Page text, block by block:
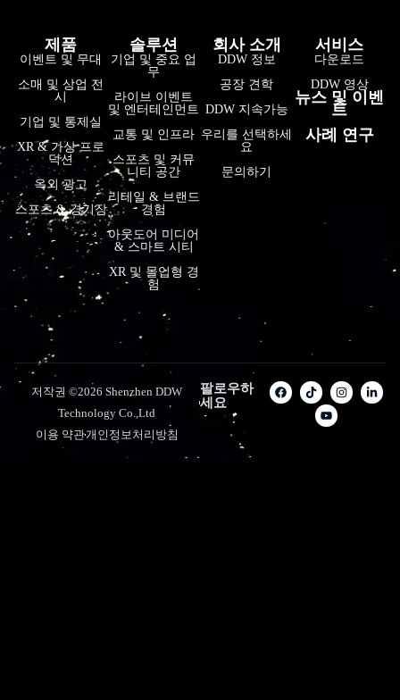
제품
이벤트 및 무대
소매 및 상업 전
시
기업 및 통제실
XR & 가상 프로
덕션
옥외 광고
스포츠 & 경기장
솔루션
기업 및 중요 업
무
라이브 이벤트
및 엔터테인먼트
교통 및 인프라
스포츠 및 커뮤
니티 공간
리테일 & 브랜드
경험
아웃도어 미디어
& 스마트 시티
XR 및 몰입형 경
험
회사 소개
DDW 정보
공장 견학
DDW 지속가능
우리를 선택하세
요
문의하기
서비스
다운로드
DDW 영상
뉴스 및 이벤
트
사례 연구
저작권 ©2026 Shenzhen DDW
Technology Co.,Ltd
이용 약관개인정보처리방침
팔로우하
세요